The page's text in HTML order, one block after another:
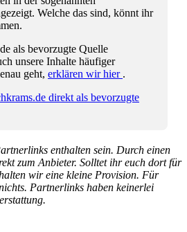
Welche das sind, könnt ihr
als bevorzugte Quelle
unsere Inhalte häufiger
geht, erklären wir hier .
direkt als bevorzugte
enthalten sein. Durch einen
zum Anbieter. Solltet ihr euch dort für
wir eine kleine Provision. Für
Partnerlinks haben keinerlei